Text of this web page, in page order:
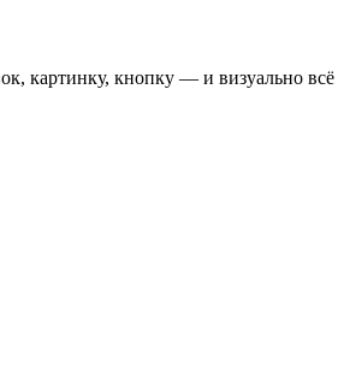
картинку, кнопку — и визуально